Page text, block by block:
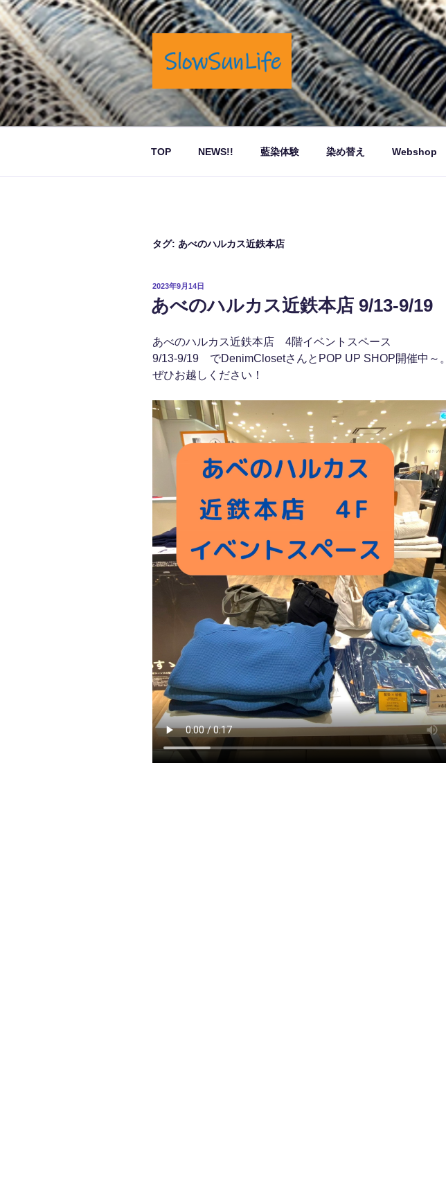
コ
ン
テ
ン
ツ
へ
ス
キ
岡山市奉還町でカフェと藍染商品を製造販売しています。
TOP NEWS!! 藍染体験 染め替え Webshop
タグ: あべのハルカス近鉄本店
投
稿
日:
2023年9月14日
あべのハルカス近鉄本店 9/13-9/19
あべのハルカス近鉄本店 4階イベントスペース
9/13-9/19 でDenimClosetさんとPOP UP SHOP開催中～。
ぜひお越しください！